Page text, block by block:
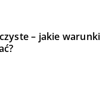
– jakie warunki